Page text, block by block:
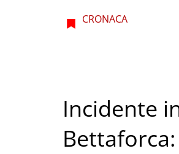
CRONACA
Incidente